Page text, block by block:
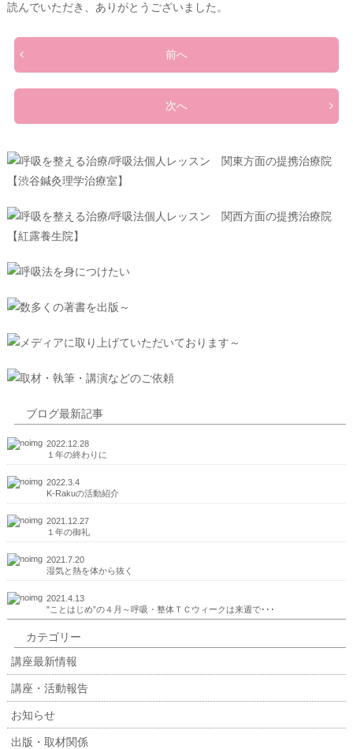
読んでいただき、ありがとうございました。
前へ
次へ
ブログ最新記事
2022.12.28
１年の終わりに
2022.3.4
K-Rakuの活動紹介
2021.12.27
１年の御礼
2021.7.20
湿気と熱を体から抜く
2021.4.13
"ことはじめ”の４月～呼吸・整体ＴＣウィークは来週で･･･
カテゴリー
講座最新情報
講座・活動報告
お知らせ
出版・取材関係